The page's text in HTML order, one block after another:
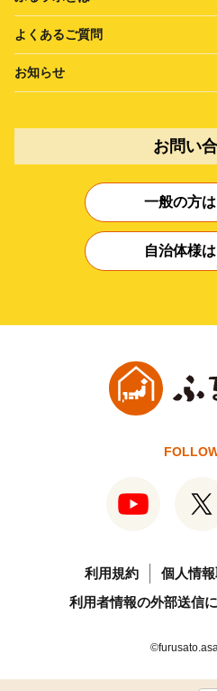
よくあるご質問
お知らせ
お問い
一般の方
自治体様
利用規約
個人情
利用者情報の外部送信